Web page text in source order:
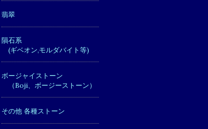
翡翠
隕石系
(ギベオン,モルダバイト等)
ボージャイストーン
（Boji、ボージーストーン）
その他 各種ストーン